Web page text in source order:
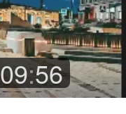
09:56